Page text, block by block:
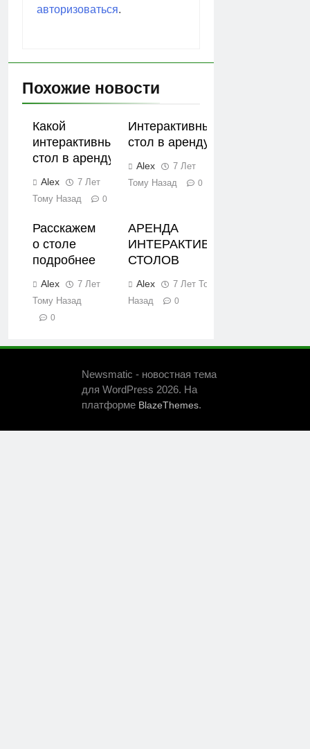
авторизоваться.
Похожие новости
Какой
интерактивный
стол в аренду
Alex
7 Лет
Тому Назад
0
Интерактивный
стол в аренду
Alex
7 Лет
Тому Назад
0
Расскажем
о столе
подробнее
Alex
7 Лет
Тому Назад
0
АРЕНДА
ИНТЕРАКТИВНЫХ
СТОЛОВ
Alex
7 Лет Тому
Назад
0
Newsmatic - новостная тема
для WordPress 2026. На
платформе BlazeThemes.